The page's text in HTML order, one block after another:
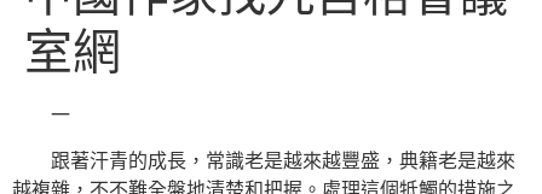
室網
一
跟著汗青的成長，常識老是越來越豐盛，典籍老是越來